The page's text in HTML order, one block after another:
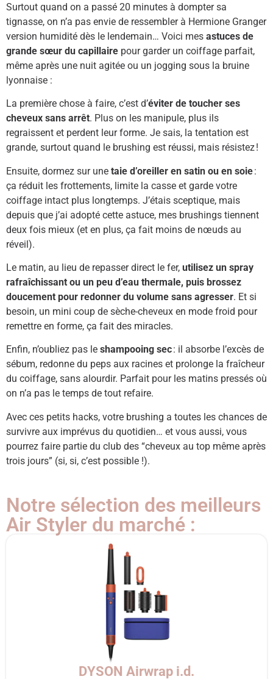
Surtout quand on a passé 20 minutes à dompter sa
tignasse, on n’a pas envie de ressembler à Hermione Granger
version humidité dès le lendemain… Voici mes astuces de
grande sœur du capillaire pour garder un coiffage parfait,
même après une nuit agitée ou un jogging sous la bruine
lyonnaise :
La première chose à faire, c’est d’éviter de toucher ses
cheveux sans arrêt. Plus on les manipule, plus ils
regraissent et perdent leur forme. Je sais, la tentation est
grande, surtout quand le brushing est réussi, mais résistez !
Ensuite, dormez sur une taie d’oreiller en satin ou en soie:
ça réduit les frottements, limite la casse et garde votre
coiffage intact plus longtemps. J’étais sceptique, mais
depuis que j’ai adopté cette astuce, mes brushings tiennent
deux fois mieux (et en plus, ça fait moins de nœuds au
réveil).
Le matin, au lieu de repasser direct le fer, utilisez un spray
rafraîchissant ou un peu d’eau thermale, puis brossez
doucement pour redonner du volume sans agresser. Et si
besoin, un mini coup de sèche-cheveux en mode froid pour
remettre en forme, ça fait des miracles.
Enfin, n’oubliez pas le shampooing sec: il absorbe l’excès de
sébum, redonne du peps aux racines et prolonge la fraîcheur
du coiffage, sans alourdir. Parfait pour les matins pressés où
on n’a pas le temps de tout refaire.
Avec ces petits hacks, votre brushing a toutes les chances de
survivre aux imprévus du quotidien… et vous aussi, vous
pourrez faire partie du club des “cheveux au top même après
trois jours” (si, si, c’est possible !).
Notre sélection des meilleurs
Air Styler du marché :
DYSON Airwrap i.d.